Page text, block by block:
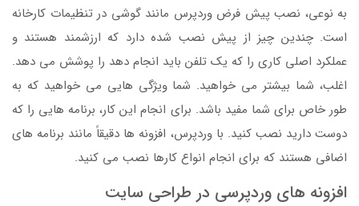
به نوعی، نصب پیش فرض وردپرس مانند گوشی در تنظیمات کارخانه
است. چندین چیز از پیش نصب شده دارد که ارزشمند هستند و
عملکرد اصلی کاری را که یک تلفن باید انجام دهد را پوشش می دهد.
اغلب، شما بیشتر می خواهید. شما ویژگی هایی می خواهید که به
طور خاص برای شما مفید باشد. برای انجام این کار، برنامه هایی را که
دوست دارید نصب کنید. با وردپرس، افزونه ها دقیقاً مانند برنامه های
اضافی هستند که برای انجام انواع کارها نصب می کنید.
افزونه های وردپرسی در طراحی سایت